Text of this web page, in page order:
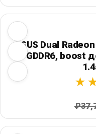
ASUS Dual
ГБ GDDR6, boost